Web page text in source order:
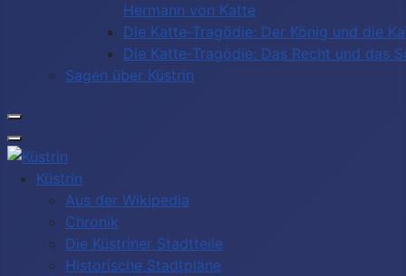
Hermann von Katte
Die Katte-Tragödie: Der König und die
Die Katte-Tragödie: Das Recht und das
Sagen über Küstrin
Küstrin
Aus der Wikipedia
Chronik
Die Küstriner Stadtteile
Historische Stadtpläne